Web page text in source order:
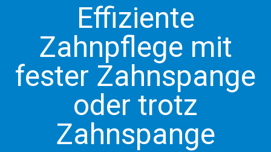
Effiziente
Zahnpflege mit
fester Zahnspange
oder trotz
Zahnspange